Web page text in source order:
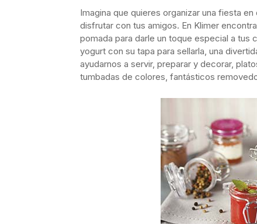
Imagina que quieres organizar una fiesta
disfrutar con tus amigos. En Klimer
pomada para darle un toque especial a tus
yogurt con su tapa para sellarla, una
ayudarnos a servir, preparar y decorar,
tumbadas de colores, fantásticos